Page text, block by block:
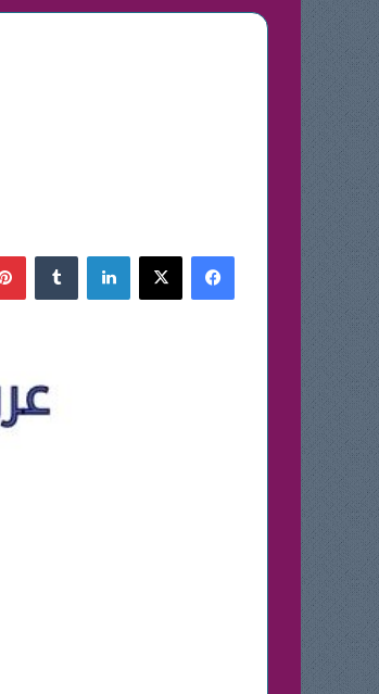
فيسبوك‫X لينكدإن